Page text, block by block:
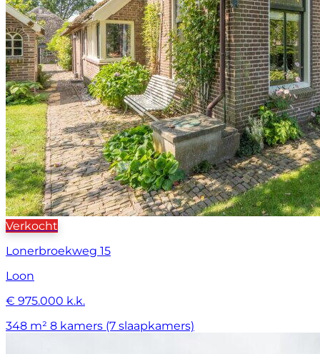
Verkocht
Lonerbroekweg 15
Loon
€ 975.000 k.k.
348 m² 8 kamers (7 slaapkamers)